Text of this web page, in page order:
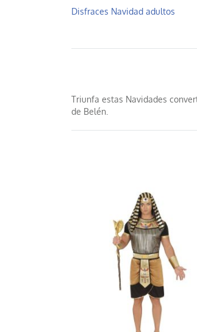
Disfraces Navidad adultos
Triunfa estas Navidades
de Belén.